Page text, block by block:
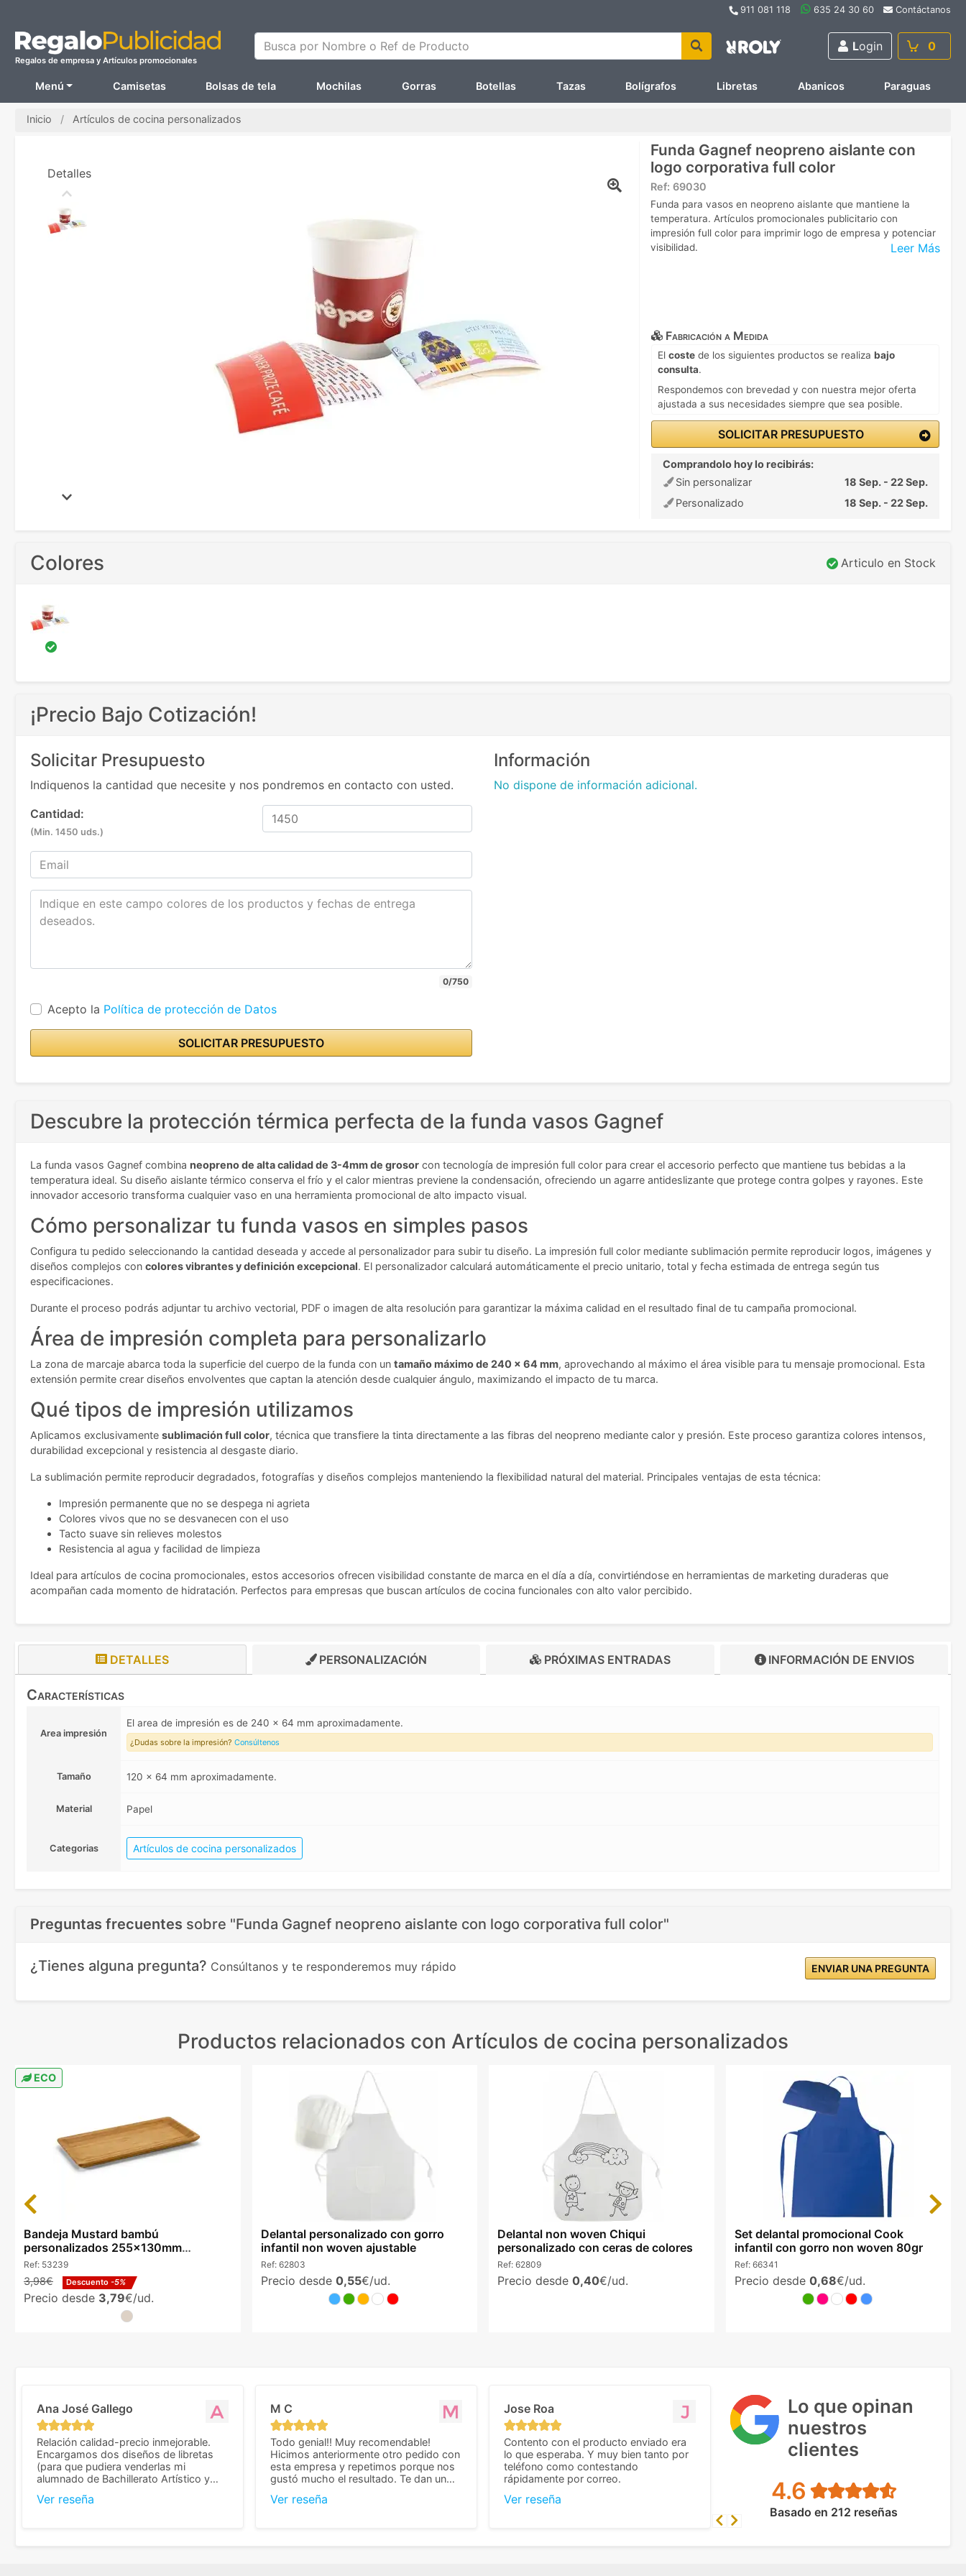
911 081 118 635 24 30 60 Contáctanos
Regalos de empresa y Artículos promocionales
Busca por Nombre o Ref de Producto Login 0
Menú Camisetas Bolsas de tela Mochilas Gorras Botellas Tazas Bolígrafos Libretas Abanicos Paraguas
Inicio Artículos de cocina personalizados
Funda Gagnef neopreno aislante con
logo corporativa full color
Ref: 69030
Leer Más
Funda para vasos en neopreno aislante que mantiene la
temperatura. Artículos promocionales publicitario con
impresión full color para imprimir logo de empresa y potenciar
visibilidad.
Fabricación a Medida
El coste de los siguientes productos se realiza bajo
consulta.
Respondemos con brevedad y con nuestra mejor oferta
ajustada a sus necesidades siempre que sea posible.
SOLICITAR PRESUPUESTO
Comprandolo hoy lo recibirás:
Sin personalizar
18 Sep. - 22 Sep.
Personalizado
18 Sep. - 22 Sep.
Detalles
Colores Articulo en Stock
¡Precio Bajo Cotización!
Solicitar Presupuesto
Indiquenos la cantidad que necesite y nos pondremos en contacto con usted.
Cantidad:
(Min. 1450 uds.)
0/750
Acepto la Política de protección de Datos
SOLICITAR PRESUPUESTO
Información
No dispone de información adicional.
Descubre la protección térmica perfecta de la funda vasos Gagnef
La funda vasos Gagnef combina neopreno de alta calidad de 3-4mm de grosor con tecnología de impresión full color para crear el accesorio perfecto que mantiene tus bebidas a la
temperatura ideal. Su diseño aislante térmico conserva el frío y el calor mientras previene la condensación, ofreciendo un agarre antideslizante que protege contra golpes y rayones. Este
innovador accesorio transforma cualquier vaso en una herramienta promocional de alto impacto visual.
Cómo personalizar tu funda vasos en simples pasos
Configura tu pedido seleccionando la cantidad deseada y accede al personalizador para subir tu diseño. La impresión full color mediante sublimación permite reproducir logos, imágenes y
diseños complejos con colores vibrantes y definición excepcional. El personalizador calculará automáticamente el precio unitario, total y fecha estimada de entrega según tus
especificaciones.
Durante el proceso podrás adjuntar tu archivo vectorial, PDF o imagen de alta resolución para garantizar la máxima calidad en el resultado final de tu campaña promocional.
Área de impresión completa para personalizarlo
La zona de marcaje abarca toda la superficie del cuerpo de la funda con un tamaño máximo de 240 x 64 mm, aprovechando al máximo el área visible para tu mensaje promocional. Esta
extensión permite crear diseños envolventes que captan la atención desde cualquier ángulo, maximizando el impacto de tu marca.
Qué tipos de impresión utilizamos
Aplicamos exclusivamente sublimación full color, técnica que transfiere la tinta directamente a las fibras del neopreno mediante calor y presión. Este proceso garantiza colores intensos,
durabilidad excepcional y resistencia al desgaste diario.
La sublimación permite reproducir degradados, fotografías y diseños complejos manteniendo la flexibilidad natural del material. Principales ventajas de esta técnica:
Impresión permanente que no se despega ni agrieta
Colores vivos que no se desvanecen con el uso
Tacto suave sin relieves molestos
Resistencia al agua y facilidad de limpieza
Ideal para artículos de cocina promocionales, estos accesorios ofrecen visibilidad constante de marca en el día a día, convirtiéndose en herramientas de marketing duraderas que
acompañan cada momento de hidratación. Perfectos para empresas que buscan artículos de cocina funcionales con alto valor percibido.
DETALLES PERSONALIZACIÓN PRÓXIMAS ENTRADAS INFORMACIÓN DE ENVIOS
Características
Area impresión
El area de impresión es de 240 x 64 mm aproximadamente.
¿Dudas sobre la impresión? Consúltenos
Tamaño 120 x 64 mm aproximadamente.
Material Papel
Categorias Artículos de cocina personalizados
Preguntas frecuentes sobre "Funda Gagnef neopreno aislante con logo corporativa full color"
¿Tienes alguna pregunta? Consúltanos y te responderemos muy rápido ENVIAR UNA PREGUNTA
Productos relacionados con Artículos de cocina personalizados
ECO
Bandeja Mustard bambú
personalizados 255x130mm
aperitivos natural
Ref: 53239
3,98€ Descuento -5%
Precio desde 3,79€/ud.
Delantal personalizado con gorro
infantil non woven ajustable
Ref: 62803
Precio desde 0,55€/ud.
Delantal non woven Chiqui
personalizado con ceras de colores
Ref: 62809
Precio desde 0,40€/ud.
Set delantal promocional Cook
infantil con gorro non woven 80gr
Ref: 66341
Precio desde 0,68€/ud.
Previous Next
Lo que opinan
nuestros
clientes
4.6
Basado en 212 reseñas
Ana José Gallego
Relación calidad-precio inmejorable.
Encargamos dos diseños de libretas
(para que pudiera venderlas mi
alumnado de Bachillerato Artístico y
mejor presupuesto con diferencia, con
Ver reseña
M C
Todo genial!! Muy recomendable!
Hicimos anteriormente otro pedido con
esta empresa y repetimos porque nos
gustó mucho el resultado. Te dan un
que valoramos mucho cuando se trata
Ver reseña
Jose Roa
Contento con el producto enviado era
lo que esperaba. Y muy bien tanto por
teléfono como contestando
rápidamente por correo.
Ver reseña
Previous
Next